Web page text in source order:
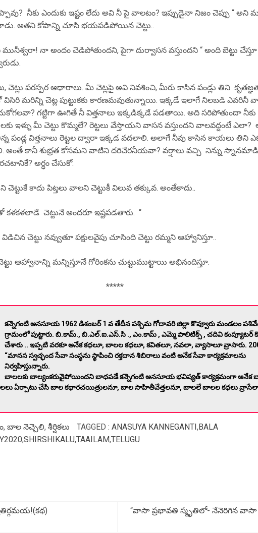
నీకు ఎందుకు ఇష్టం లేదు అవి నీ పై వాలటం? ఇప్పుడైనా నిజం చెప్పు “ అని
అతని కోపాన్ని చూసి భయపడిపోయిన చెట్టు..
నా అందం చెడిపోతుందని, పైగా దుర్వాసన వస్తుందని “ అంది బెట్టు
చెట్లు పరస్పర ఆధారాలు. మీ చెట్లపై అవి నివశించి, మీరు కాసిన పండ్లు తిని
విసిరి మరిన్ని చెట్ల పుట్టుకకు కారణమవుతున్నాయి. ఇక్కడే ఇలాగే నిలబడి
గట్టిగా ఊగితే నీ విత్తనాలు ఇక్కడిక్కడే పడతాయి. అది సరిపోతుందా నీకు
ఇళ్ళు మీ చెట్టు కొమ్మలే? రెట్టలు వేస్తాయని వాసన వస్తుందని వాలవద్దంటే
పండ్ల విత్తనాలు రెట్టల ద్వారా ఇక్కడ వదలాలి. అలాగే నీవు కాసిన కాయలు తిని
అంతే కానీ శుభ్రత కోసమని వాటిని దరిచేరనీయవా? వర్షాలు వచ్చి నిన్ను
అర్ధం చేసుకో.
కాదు పిట్తలు వాలని చెట్టుకీ విలువ తక్కువ. అంతేకాదు..
చెట్టునే అందరూ ఇష్టపడతారు. “
చెట్టు నవ్వుతూ పక్షులవైపు చూసింది చెట్టు రమ్మని ఆహ్వానిస్తూ..
మన్నిస్తూనే గోరింకను చుట్టుముట్టాయి అభినందిస్తూ.
*****
కన్నెగంటి అనసూయ 1962 డిశంబర్ 1 వ తేదీన పశ్చిమ గోదావరి జిల్లా కొవ్వూరు మండలం
గ్రామంలో పుట్టారు. బి.కామ్., బి.ఎల్.ఐ.ఎస్.సి ., ఎం.కామ్ , ఎమ్మె పాలిటిక్స్ , చదివి కంప్యూటర్
చేశారు .. ఇప్పటి వరకూ అనేక కధలూ, బాలల కధలూ, కవితలూ, నవలా, వ్యాసాలూ వ్రాసారు.
“మానస స్వచ్ఛంద సేవా సంస్ధను స్థాపించి రక్తదాన శిబిరాలు వంటి అనేక సేవా కార్యక్రమాలను
నిర్వహిస్తున్నారు.
బాలలకు బాల్యంకరువైపోయిందని బాధపడే కన్నెగంటి అనసూయ భవిష్యత్ కార్యక్రమంగా అనేక
ఏర్పాటు చేసి బాల కథారచయిత్రులనూ, బాల సాహితీవేత్తలనూ, బాలలే బాలల కధలు వ్రాసేలా
, బాల నెచ్చెలి, శీర్షికలు TAGGED : ANASUYA KANNEGANTI,BALA
,SHIRSHIKALU,TAAILAM,TELUGU
“వాసా ప్రభావతి స్మృతిలో- నేనెరిగిన వాసా